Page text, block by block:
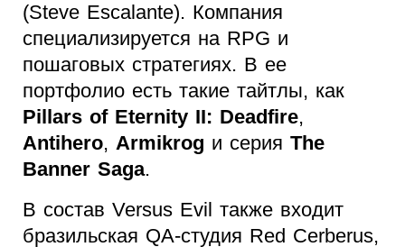
(Steve Escalante). Компания
специализируется на RPG и
пошаговых стратегиях. В ее
портфолио есть такие тайтлы, как
Pillars of Eternity II: Deadfire,
Antihero, Armikrog и серия The
Banner Saga.
В состав Versus Evil также входит
бразильская QA-студия Red Cerberus,